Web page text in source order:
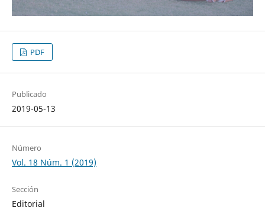
PDF
Publicado
2019-05-13
Número
Vol. 18 Núm. 1 (2019)
Sección
Editorial